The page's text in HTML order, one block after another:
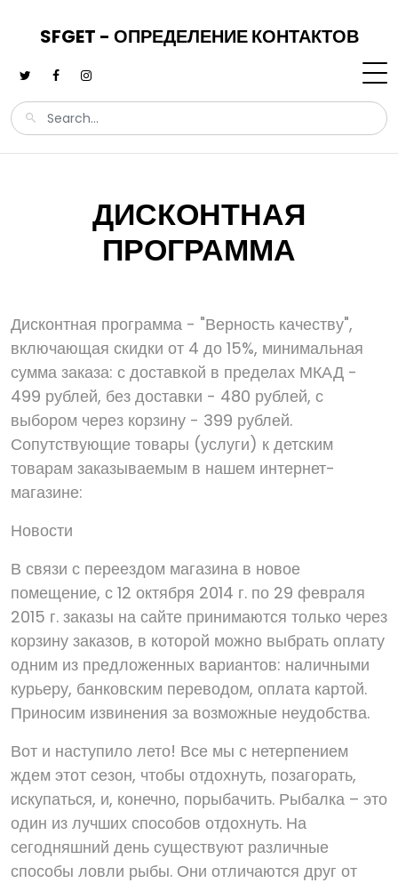
SFGET - ОПРЕДЕЛЕНИЕ КОНТАКТОВ
ДИСКОНТНАЯ
ПРОГРАММА
Дисконтная программа - "Верность качеству",
включающая скидки от 4 до 15%, минимальная
сумма заказа: с доставкой в пределах МКАД -
499 рублей, без доставки - 480 рублей, с
выбором через корзину - 399 рублей.
Сопутствующие товары (услуги) к детским
товарам заказываемым в нашем интернет-
магазине:
Новости
В связи с переездом магазина в новое
помещение, с 12 октября 2014 г. по 29 февраля
2015 г. заказы на сайте принимаются только через
корзину заказов, в которой можно выбрать оплату
одним из предложенных вариантов: наличными
курьеру, банковским переводом, оплата картой.
Приносим извинения за возможные неудобства.
Вот и наступило лето! Все мы с нетерпением
ждем этот сезон, чтобы отдохнуть, позагорать,
искупаться, и, конечно, порыбачить. Рыбалка – это
один из лучших способов отдохнуть. На
сегодняшний день существуют различные
способы ловли рыбы. Они отличаются друг от